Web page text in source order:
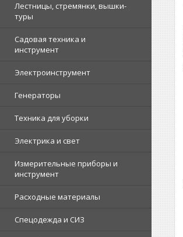
Лестницы, стремянки, вышки-
туры
Садовая техника и
инструмент
Электроинструмент
Генераторы
Техника для уборки
Электрика и свет
Измерительные приборы и
инструмент
Расходные материалы
Спецодежда и СИЗ